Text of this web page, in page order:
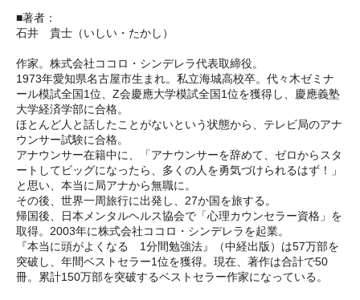
■著者：
石井 貴士（いしい・たかし）
作家。株式会社ココロ・シンデレラ代表取締役。
1973年愛知県名古屋市生まれ。私立海城高校卒。代々木ゼミナ
ール模試全国1位、Z会慶應大学模試全国1位を獲得し、慶應義塾
大学経済学部に合格。
ほとんど人と話したことがないという状態から、テレビ局のアナ
ウンサー試験に合格。
アナウンサー在籍中に、「アナウンサーを辞めて、ゼロからスタ
ートしてビッグになったら、多くの人を勇気づけられるはず！」
と思い、本当に局アナから無職に。
その後、世界一周旅行に出発し、27か国を旅する。
帰国後、日本メンタルヘルス協会で「心理カウンセラー資格」を
取得。2003年に株式会社ココロ・シンデレラを起業。
『本当に頭がよくなる 1分間勉強法』（中経出版）は57万部を
突破し、年間ベストセラー1位を獲得。現在、著作は合計で50
冊。累計150万部を突破するベストセラー作家になっている。